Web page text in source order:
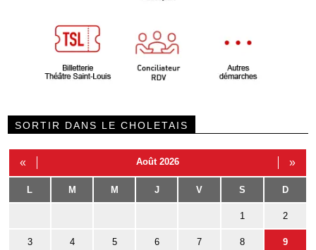
SORTIR DANS LE CHOLETAIS
« Août 2026 »
L M M J V S D
1 2
3 4 5 6 7 8 9